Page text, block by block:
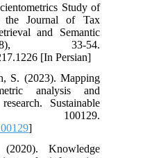
Study of
the Journal of Tax
and Semantic
33-54.
[In Persian]
S. (2023). Mapping
analysis and
Sustainable
100129.
Knowledge